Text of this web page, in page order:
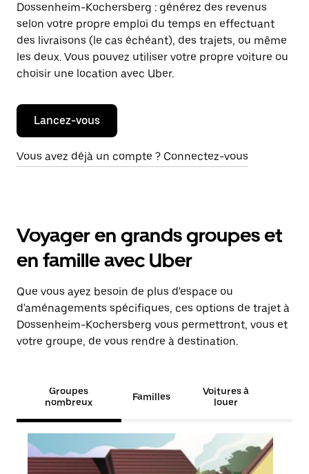
Dossenheim-Kochersberg : générez des revenus
selon votre propre emploi du temps en effectuant
des livraisons (le cas échéant), des trajets, ou même
les deux. Vous pouvez utiliser votre propre voiture ou
choisir une location avec Uber.
Lancez-vous
Vous avez déjà un compte ? Connectez-vous
Voyager en grands groupes et
en famille avec Uber
Que vous ayez besoin de plus d'espace ou
d'aménagements spécifiques, ces options de trajet à
Dossenheim-Kochersberg vous permettront, vous et
votre groupe, de vous rendre à destination.
Groupes
nombreux
Familles
Voitures à
louer